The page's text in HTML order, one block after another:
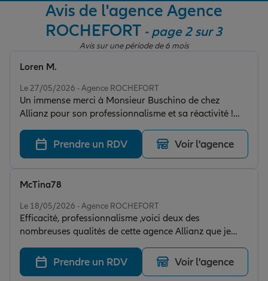
Assurance scolaire
Retraite
Tous nos devis d'assurance
Avis de l'agence Agence
ROCHEFORT - page 2 sur 3
Avis sur une période de 6 mois
Le 27/05/2026 - Agence ROCHEFORT
Un immense merci à Monsieur Buschino de chez
Allianz pour son professionnalisme et sa réactivité !
Très à l’écoute, gentil, rassurant et toujours disponible
pour répondre rapidement aux questions. Les
démarches ont été simples et efficaces grâce à lui. C’est
vraiment agréable d’avoir une personne aussi
humaine et compétente en face. Je recommande
accompagnement et son sérieux
Loren M.
Prendre un RDV Voir l'agence
Le 18/05/2026 - Agence ROCHEFORT
Efficacité, professionnalisme ,voici deux des
nombreuses qualités de cette agence Allianz que je
recommande !
McTina78
Prendre un RDV Voir l'agence